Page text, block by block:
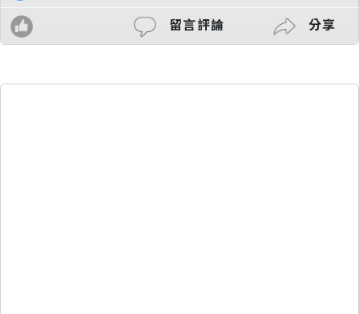
留言評論
分享